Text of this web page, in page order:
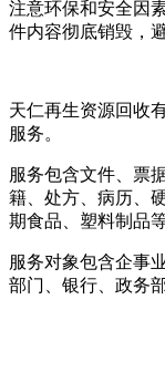
注意环保和安全因
件内容彻底销毁，
天仁再生资源回收
服务。
服务包含文件、票
籍、处方、病历、
期食品、塑料制品等
服务对象包含企事
部门、银行、政务